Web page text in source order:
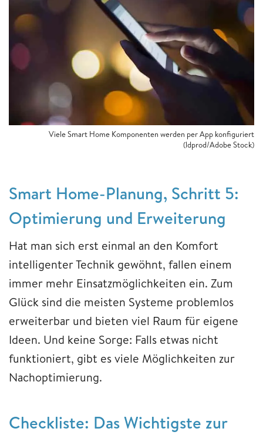
Viele Smart Home Komponenten werden per App konfiguriert
(ldprod/Adobe Stock)
Smart Home-Planung, Schritt 5:
Optimierung und Erweiterung
Hat man sich erst einmal an den Komfort
intelligenter Technik gewöhnt, fallen einem
immer mehr Einsatzmöglichkeiten ein. Zum
Glück sind die meisten Systeme problemlos
erweiterbar und bieten viel Raum für eigene
Ideen. Und keine Sorge: Falls etwas nicht
funktioniert, gibt es viele Möglichkeiten zur
Nachoptimierung.
Checkliste: Das Wichtigste zur